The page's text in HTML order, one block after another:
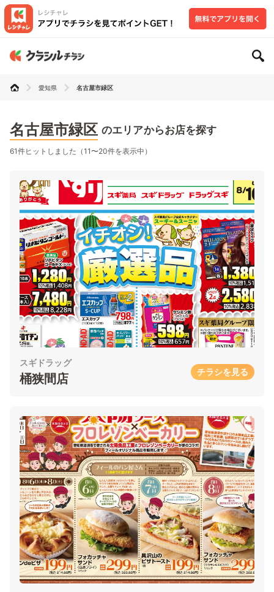
愛知県 名古屋市緑区
名古屋市緑区 のエリアからお店を探す
61件ヒットしました（11〜20件を表示中）
スギドラッグ
桶狭間店 チラシを見る